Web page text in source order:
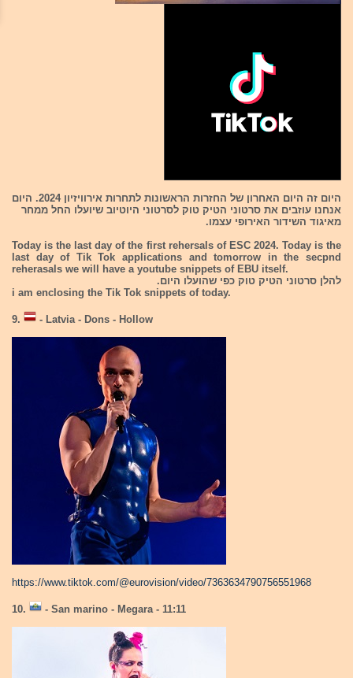
היום זה היום האחרון של החזרות הראשונות לתחרות אירוויזיון 2024. היום
אנחנו עוזבים את סרטוני הטיק טוק לסרטוני היוטיוב שיועלו החל ממחר
מאיגוד השידור האירופי עצמו.
Today is the last day of the first rehersals of ESC 2024. Today is the
last day of Tik Tok applications and tomorrow in the secpnd
reherasals we will have a youtube snippets of EBU itself.
להלן סרטוני הטיק טוק כפי שהועלו היום.
i am enclosing the Tik Tok snippets of today.
9. - Latvia - Dons - Hollow
https://www.tiktok.com/@eurovision/video/7363634790756551968
10. - San marino - Megara - 11:11